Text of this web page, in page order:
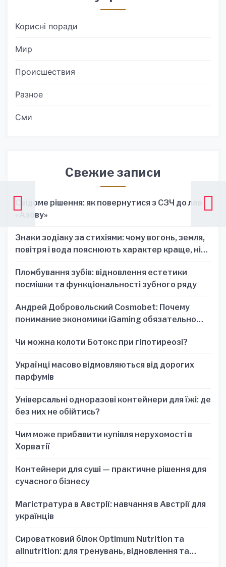
Корисні поради
Мир
Происшествия
Разное
Сми
Свежие записи
Свідоме рішення: як повернутися з СЗЧ до лав
«Азову»
Знаки зодіаку за стихіями: чому вогонь, земля,
повітря і вода пояснюють характер краще, ніж
Пломбування зубів: відновлення естетики
посмішки та функціональності зубного ряду
Андрей Добровольский Cosmobet: Почему
понимание экономики iGaming обязательно
Чи можна колоти Ботокс при гіпотиреозі?
Українці масово відмовляються від дорогих
парфумів
Універсальні одноразові контейнери для їжі: де
без них не обійтись?
Чим може прибавити купівля нерухомості в
Хорватії
Контейнери для суші — практичне рішення для
сучасного бізнесу
Магістратура в Австрії: навчання в Австрії для
українців
Сироватковий білок Optimum Nutrition та
allnutrition: для тренувань, відновлення та